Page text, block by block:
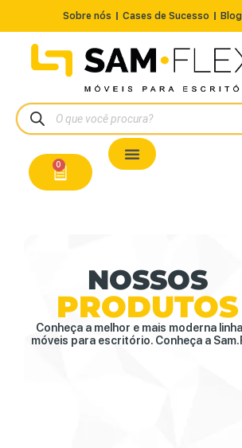
Sobre nós Cases de Sucesso Blog
0
NOSSOS
PRODUTOS
Conheça a melhor e mais moderna
móveis para escritório. Conheça a